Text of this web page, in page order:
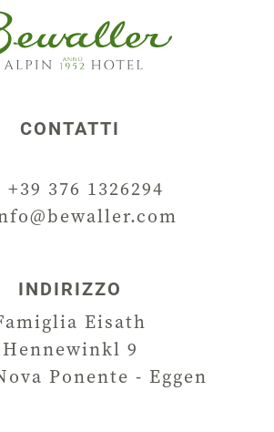
CONTATTI
376 1326294
INDIRIZZO
Eisath
Hennewinkl 9
Ponente - Eggen